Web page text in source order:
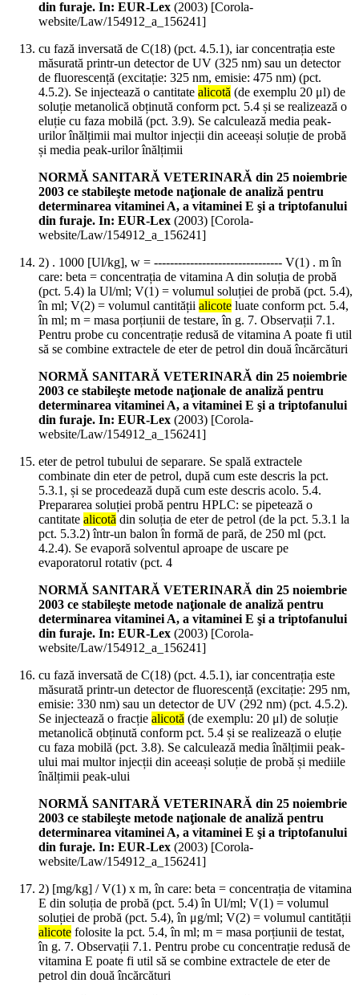
din furaje. In: EUR-Lex (2003) [Corola-
website/Law/154912_a_156241]
cu fază inversată de C(18) (pct. 4.5.1), iar concentrația este
măsurată printr-un detector de UV (325 nm) sau un detector
de fluorescență (excitație: 325 nm, emisie: 475 nm) (pct.
4.5.2). Se injectează o cantitate alicotă (de exemplu 20 μl) de
soluție metanolică obținută conform pct. 5.4 și se realizează o
eluție cu faza mobilă (pct. 3.9). Se calculează media peak-
urilor înălțimii mai multor injecții din aceeași soluție de probă
și media peak-urilor înălțimii
NORMĂ SANITARĂ VETERINARĂ din 25 noiembrie
2003 ce stabileşte metode naţionale de analiză pentru
determinarea vitaminei A, a vitaminei E şi a triptofanului
din furaje. In: EUR-Lex (2003) [Corola-
website/Law/154912_a_156241]
2) . 1000 [Ul/kg], w = -------------------------------- V(1) . m în
care: beta = concentrația de vitamina A din soluția de probă
(pct. 5.4) la Ul/ml; V(1) = volumul soluției de probă (pct. 5.4),
în ml; V(2) = volumul cantității alicote luate conform pct. 5.4,
în ml; m = masa porțiunii de testare, în g. 7. Observații 7.1.
Pentru probe cu concentrație redusă de vitamina A poate fi util
să se combine extractele de eter de petrol din două încărcături
NORMĂ SANITARĂ VETERINARĂ din 25 noiembrie
2003 ce stabileşte metode naţionale de analiză pentru
determinarea vitaminei A, a vitaminei E şi a triptofanului
din furaje. In: EUR-Lex (2003) [Corola-
website/Law/154912_a_156241]
eter de petrol tubului de separare. Se spală extractele
combinate din eter de petrol, după cum este descris la pct.
5.3.1, și se procedează după cum este descris acolo. 5.4.
Prepararea soluției probă pentru HPLC: se pipetează o
cantitate alicotă din soluția de eter de petrol (de la pct. 5.3.1 la
pct. 5.3.2) într-un balon în formă de pară, de 250 ml (pct.
4.2.4). Se evaporă solventul aproape de uscare pe
evaporatorul rotativ (pct. 4
NORMĂ SANITARĂ VETERINARĂ din 25 noiembrie
2003 ce stabileşte metode naţionale de analiză pentru
determinarea vitaminei A, a vitaminei E şi a triptofanului
din furaje. In: EUR-Lex (2003) [Corola-
website/Law/154912_a_156241]
cu fază inversată de C(18) (pct. 4.5.1), iar concentrația este
măsurată printr-un detector de fluorescență (excitație: 295 nm,
emisie: 330 nm) sau un detector de UV (292 nm) (pct. 4.5.2).
Se injectează o fracție alicotă (de exemplu: 20 μl) de soluție
metanolică obținută conform pct. 5.4 și se realizează o eluție
cu faza mobilă (pct. 3.8). Se calculează media înălțimii peak-
ului mai multor injecții din aceeași soluție de probă și mediile
înălțimii peak-ului
NORMĂ SANITARĂ VETERINARĂ din 25 noiembrie
2003 ce stabileşte metode naţionale de analiză pentru
determinarea vitaminei A, a vitaminei E şi a triptofanului
din furaje. In: EUR-Lex (2003) [Corola-
website/Law/154912_a_156241]
2) [mg/kg] / V(1) x m, în care: beta = concentrația de vitamina
E din soluția de probă (pct. 5.4) în Ul/ml; V(1) = volumul
soluției de probă (pct. 5.4), în μg/ml; V(2) = volumul cantității
alicote folosite la pct. 5.4, în ml; m = masa porțiunii de testat,
în g. 7. Observații 7.1. Pentru probe cu concentrație redusă de
vitamina E poate fi util să se combine extractele de eter de
petrol din două încărcături